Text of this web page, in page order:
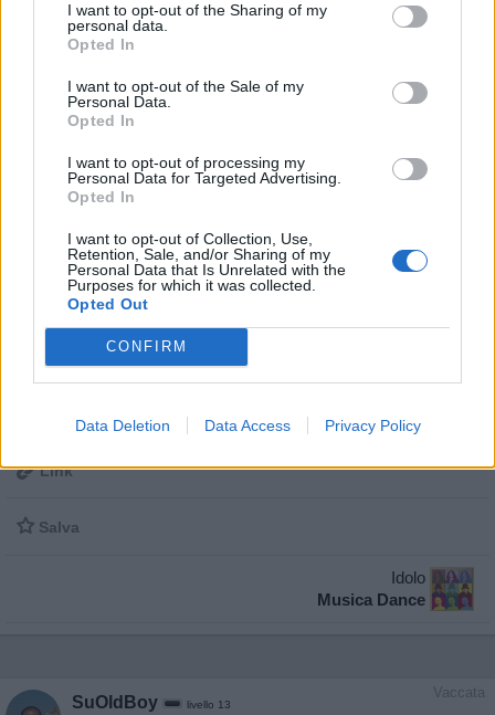
I want to opt-out of the Sharing of my
personal data.
Opted In
I want to opt-out of the Sale of my
Personal Data.
Opted In
I want to opt-out of processing my
Personal Data for Targeted Advertising.
Opted In
I want to opt-out of Collection, Use,
Retention, Sale, and/or Sharing of my
Personal Data that Is Unrelated with the
Purposes for which it was collected.
Opted Out
CONFIRM
Data Deletion Data Access Privacy Policy
5.726 visualizzazioni totali
vaccata originalmente divulgata da:
caciocavallo·Vai al post originale
Link
 Salva
Idolo
Musica Dance
Vaccata
SuOldBoy livello 13